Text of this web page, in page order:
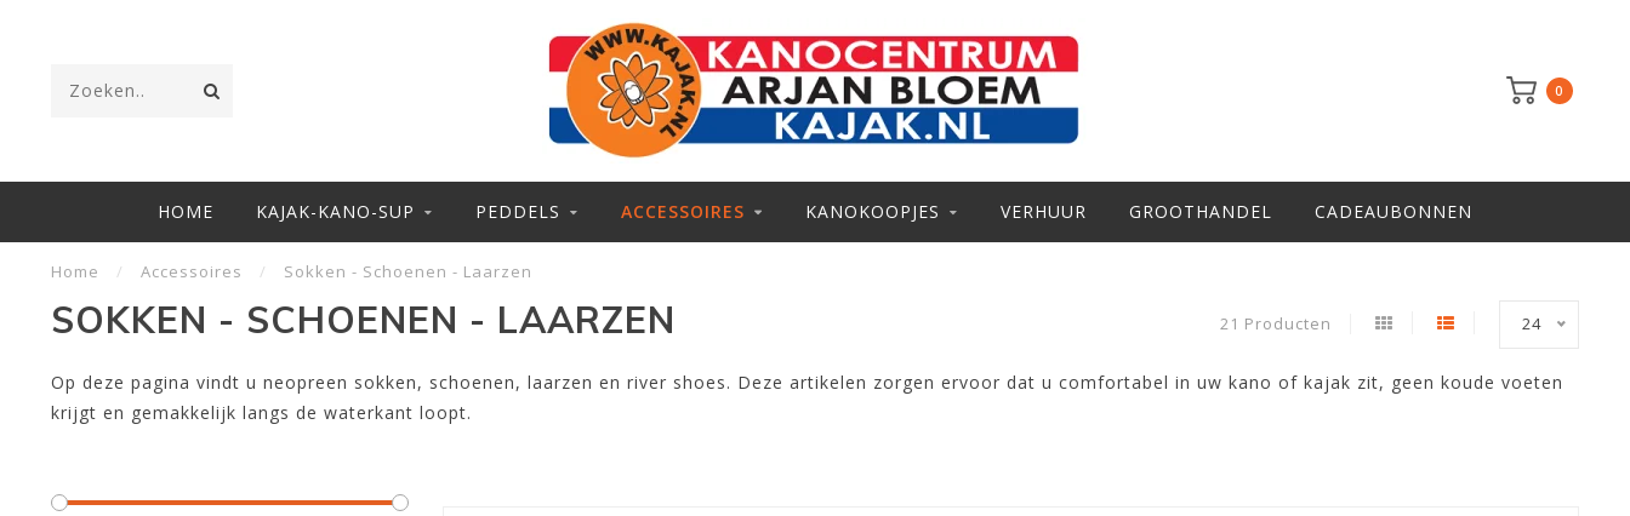
0
HOME KAJAK-KANO-SUP PEDDELS ACCESSOIRES KANOKOOPJES VERHUUR GROOTHANDEL CADEAUBONNEN
Home / Accessoires / Sokken - Schoenen - Laarzen
SOKKEN - SCHOENEN - LAARZEN 21 Producten 24
Op deze pagina vindt u neopreen sokken, schoenen, laarzen en river shoes. Deze artikelen zorgen ervoor dat u comfortabel in uw kano of kajak zit, geen koude voeten
krijgt en gemakkelijk langs de waterkant loopt.